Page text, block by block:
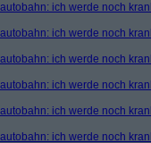
ich werde noch
ich werde noch
ich werde noch
ich werde noch
ich werde noch
ich werde noch